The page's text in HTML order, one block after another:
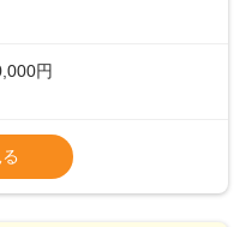
でお客様を魅了！メニュ
の時間帯に、自家製の焼
ェスタイルでお客様をお
あふれる環境で、調理だ
ます。さらに、将来的に
円
り（待遇変動なし）
25,000円～を含む、超